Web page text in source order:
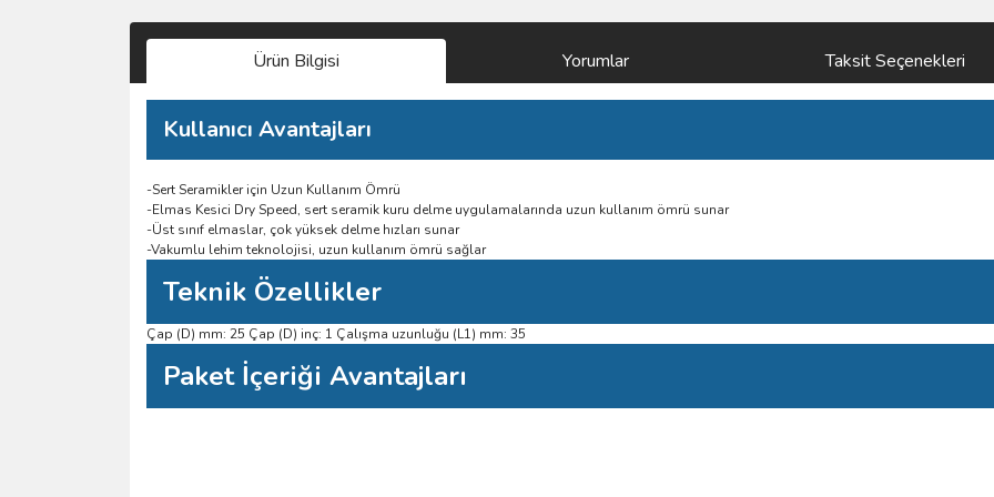
Ürün Bilgisi Yorumlar Taksit Seçenekleri
Kullanıcı Avantajları
-Sert Seramikler için Uzun Kullanım Ömrü
-Elmas Kesici Dry Speed, sert seramik kuru delme uygulamalarında uzun kullanım ömrü sunar
-Üst sınıf elmaslar, çok yüksek delme hızları sunar
-Vakumlu lehim teknolojisi, uzun kullanım ömrü sağlar
Teknik Özellikler
Çap (D) mm: 25 Çap (D) inç: 1 Çalışma uzunluğu (L1) mm: 35
Paket İçeriği Avantajları